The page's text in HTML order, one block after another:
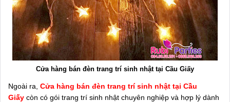
Cửa hàng bán đèn trang trí sinh nhật tại Cầu Giấy
Ngoài ra, Cửa hàng bán đèn trang trí sinh nhật tại Cầu
Giấy còn có gói trang trí sinh nhật chuyên nghiệp và hợp lý dành